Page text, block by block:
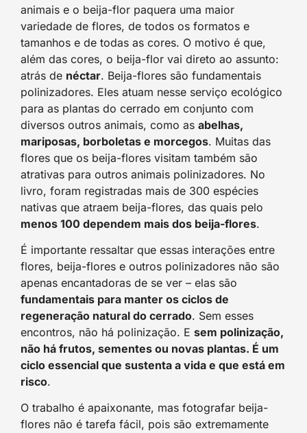
animais e o beija-flor paquera uma maior
variedade de flores, de todos os formatos e
tamanhos e de todas as cores. O motivo é que,
além das cores, o beija-flor vai direto ao assunto:
atrás de néctar. Beija-flores são fundamentais
polinizadores. Eles atuam nesse serviço ecológico
para as plantas do cerrado em conjunto com
diversos outros animais, como as abelhas,
mariposas, borboletas e morcegos. Muitas das
flores que os beija-flores visitam também são
atrativas para outros animais polinizadores. No
livro, foram registradas mais de 300 espécies
nativas que atraem beija-flores, das quais pelo
menos 100 dependem mais dos beija-flores.
É importante ressaltar que essas interações entre
flores, beija-flores e outros polinizadores não são
apenas encantadoras de se ver – elas são
fundamentais para manter os ciclos de
regeneração natural do cerrado. Sem esses
encontros, não há polinização. E sem polinização,
não há frutos, sementes ou novas plantas. É um
ciclo essencial que sustenta a vida e que está em
risco.
O trabalho é apaixonante, mas fotografar beija-
flores não é tarefa fácil, pois são extremamente